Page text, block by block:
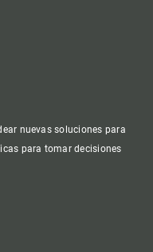
nuevas soluciones para
para tomar decisiones